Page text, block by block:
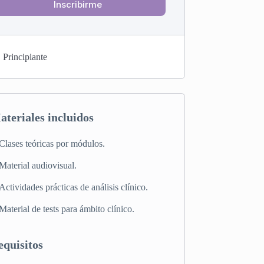
Inscribirme
Principiante
incluidos
teóricas por módulos.
audiovisual.
prácticas de análisis clínico.
de tests para ámbito clínico.